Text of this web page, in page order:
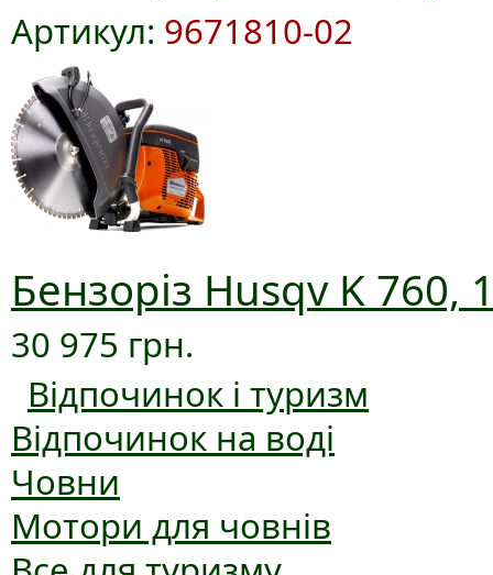
Артикул: 9671810-02
Бензоріз Husqv K 760,
30 975 грн.
Відпочинок і туризм
Відпочинок на воді
Човни
Мотори для човнів